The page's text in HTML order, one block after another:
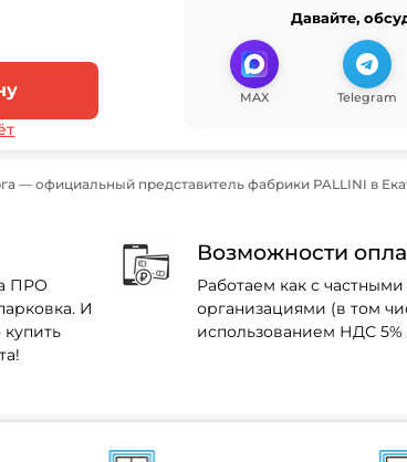
Давайте,
MAX Telegram
— официальный представитель фабрики PALLINI в
ПРО
И
Возможности
Работаем как с
организациями (в том
использованием НДС 5%